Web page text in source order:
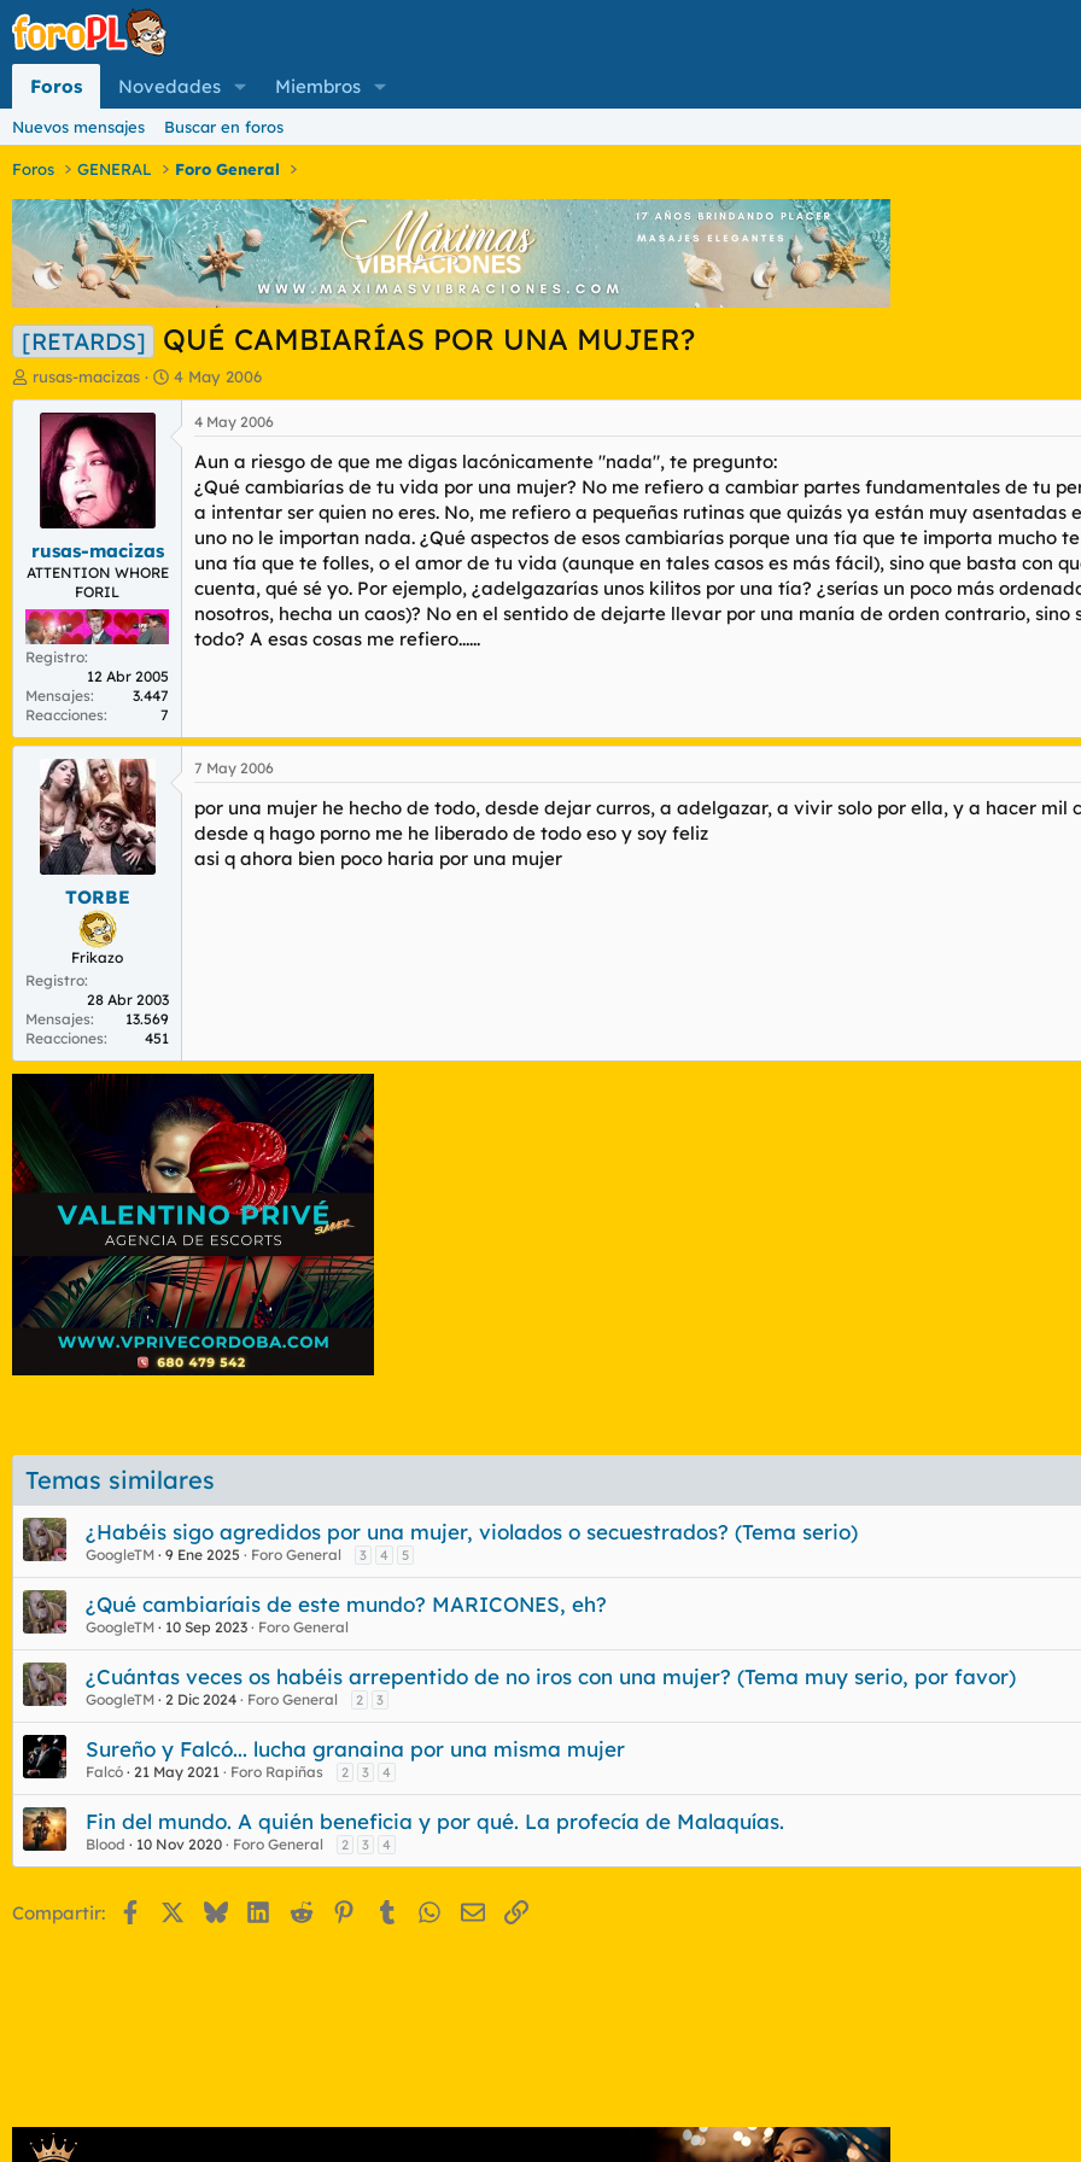
Foros Novedades Miembros
Nuevos mensajes Buscar en foros
Foros GENERAL Foro General
[RETARDS] QUÉ CAMBIARÍAS POR UNA MUJER?
I
n
o
r
d
l
t
e
a
rusas-macizas
F
e
h
4 May 2006
rusas-macizas
ATTENTION WHORE
FORIL
Registro
12 Abr 2005
Mensajes
3.447
Reacciones
7
4 May 2006
Aun a riesgo de que me digas lacónicamente "nada", te pregunto:
¿Qué cambiarías de tu vida por una mujer? No me refiero a cambiar partes fundamentales de tu
a intentar ser quien no eres. No, me refiero a pequeñas rutinas que quizás ya están muy asentadas
uno no le importan nada. ¿Qué aspectos de esos cambiarías porque una tía que te importa mucho
una tía que te folles, o el amor de tu vida (aunque en tales casos es más fácil), sino que basta con
cuenta, qué sé yo. Por ejemplo, ¿adelgazarías unos kilitos por una tía? ¿serías un poco más
nosotros, hecha un caos)? No en el sentido de dejarte llevar por una manía de orden contrario,
todo? A esas cosas me refiero......
TORBE
Frikazo
Registro
28 Abr 2003
Mensajes
13.569
Reacciones
451
7 May 2006
por una mujer he hecho de todo, desde dejar curros, a adelgazar, a vivir solo por ella, y a hacer mil
desde q hago porno me he liberado de todo eso y soy feliz
asi q ahora bien poco haria por una mujer
Temas similares
¿Habéis sigo agredidos por una mujer, violados o secuestrados? (Tema serio)
GoogleTM 9 Ene 2025 Foro General 3 4 5
¿Qué cambiaríais de este mundo? MARICONES, eh?
GoogleTM 10 Sep 2023 Foro General
¿Cuántas veces os habéis arrepentido de no iros con una mujer? (Tema muy serio, por favor)
GoogleTM 2 Dic 2024 Foro General 2 3
Sureño y Falcó... lucha granaina por una misma mujer
Falcó 21 May 2021 Foro Rapiñas 2 3 4
Fin del mundo. A quién beneficia y por qué. La profecía de Malaquías.
Blood 10 Nov 2020 Foro General 2 3 4
Compartir: FacebookBlueskyLinkedIn
Reddit Pinterest
Tumblr WhatsApp
EmailEnlace